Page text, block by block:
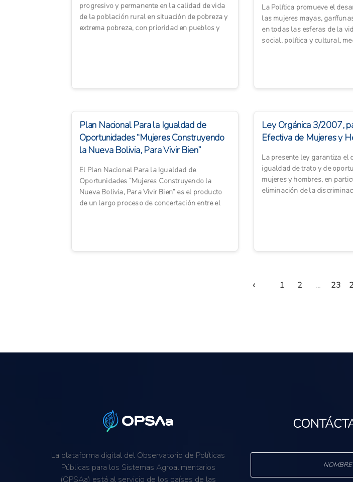
progresivo y permanente en la calidad de vida
de la población rural en situación de pobreza y
extrema pobreza, con prioridad en pueblos y
La Política promueve el
las mujeres mayas,
en todas las esferas de la
social, política y cultural,
Plan Nacional Para la Igualdad de
Oportunidades “Mujeres Construyendo
la Nueva Bolivia, Para Vivir Bien”
El Plan Nacional Para la Igualdad de
Oportunidades “Mujeres Construyendo la
Nueva Bolivia, Para Vivir Bien” es el producto
de un largo proceso de concertación entre el
Ley Orgánica 3/2007,
Efectiva de Mujeres y
La presente ley garantiza el
igualdad de trato y de
mujeres y hombres, en
eliminación de la
‹ 1 2 ... 23
La plataforma digital del Observatorio de Políticas
Públicas para los Sistemas Agroalimentarios
(OPSAa) está al servicio de los países de las